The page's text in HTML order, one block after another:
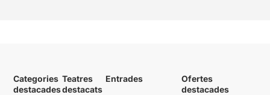
Categories
destacades
Teatres
destacats
Entrades
Ofertes
destacades